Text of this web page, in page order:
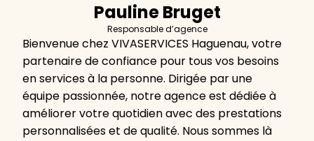
Pauline Bruget
Responsable d’agence
Bienvenue chez VIVASERVICES Haguenau, votre
partenaire de confiance pour tous vos besoins
en services à la personne. Dirigée par une
équipe passionnée, notre agence est dédiée à
améliorer votre quotidien avec des prestations
personnalisées et de qualité. Nous sommes là